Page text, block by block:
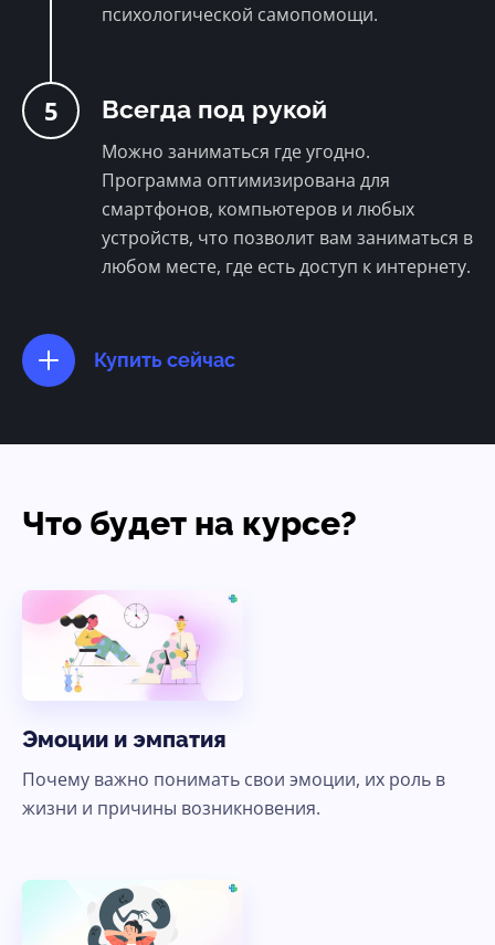
психологической самопомощи.
5 Всегда под рукой
Можно заниматься где угодно.
Программа оптимизирована для
смартфонов, компьютеров и любых
устройств, что позволит вам заниматься в
любом месте, где есть доступ к интернету.
Купить сейчас
Что будет на курсе?
Эмоции и эмпатия
Почему важно понимать свои эмоции, их роль в
жизни и причины возникновения.